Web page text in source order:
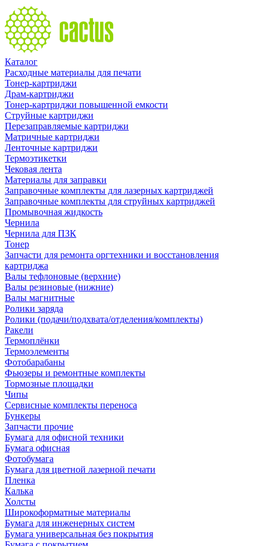
Каталог
Расходные материалы для печати
Тонер-картриджи
Драм-картриджи
Тонер-картриджи повышенной емкости
Струйные картриджи
Перезаправляемые картриджи
Матричные картриджи
Ленточные картриджи
Термоэтикетки
Чековая лента
Материалы для заправки
Заправочные комплекты для лазерных картриджей
Заправочные комплекты для струйных картриджей
Промывочная жидкость
Чернила
Чернила для ПЗК
Тонер
Запчасти для ремонта оргтехники и восстановления
картриджа
Валы тефлоновые (верхние)
Валы резиновые (нижние)
Валы магнитные
Ролики заряда
Ролики (подачи/подхвата/отделения/комплекты)
Ракели
Термоплёнки
Термоэлементы
Фотобарабаны
Фьюзеры и ремонтные комплекты
Тормозные площадки
Чипы
Сервисные комплекты переноса
Бункеры
Запчасти прочие
Бумага для офисной техники
Бумага офисная
Фотобумага
Бумага для цветной лазерной печати
Пленка
Калька
Холсты
Широкоформатные материалы
Бумага для инженерных систем
Бумага универсальная без покрытия